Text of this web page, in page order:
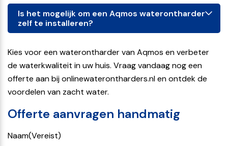
Is het mogelijk om een Aqmos waterontharder
zelf te installeren?
Kies voor een waterontharder van Aqmos en verbeter
de waterkwaliteit in uw huis. Vraag vandaag nog een
offerte aan bij onlinewaterontharders.nl en ontdek de
voordelen van zacht water.
Offerte aanvragen handmatig
Naam(Vereist)